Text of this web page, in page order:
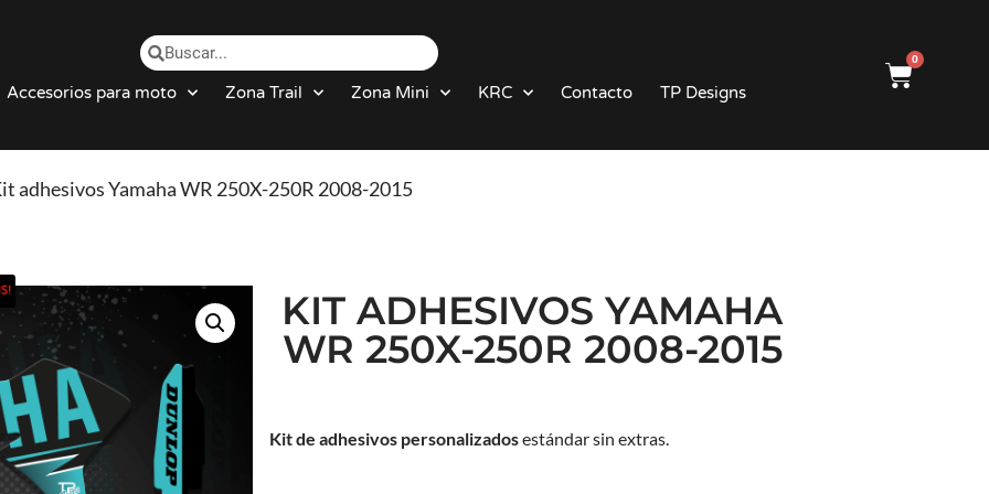
Accesorios para moto Zona Trail Zona Mini KRC Contacto TP Designs
0
adhesivos Yamaha WR 250X-250R 2008-2015
KIT ADHESIVOS YAMAHA
WR 250X-250R 2008-2015
Kit de adhesivos personalizadosestándar sin extras.